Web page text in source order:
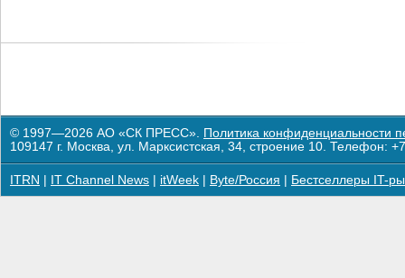
© 1997—2026 АО «СК ПРЕСС». Политика конфиденциальности
109147 г. Москва, ул. Марксистская, 34, строение 10. Телефон:
ITRN IT Channel News itWeek Byte/Россия Бестселлеры IT-